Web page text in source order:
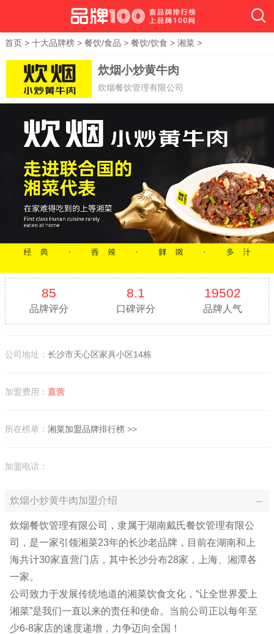
首页 > 十大品牌榜 > 餐饮/食品 > 餐饮/饮食 > 湘菜 >
炊烟小炒黄牛肉
炊烟餐饮管理有限公司
85
品牌评分
8.1
口碑评分
19502
品牌人气
公司地址： 长沙市天心区家具小区14栋
加盟费用： 直营
所在榜单： 湘菜加盟品牌排行榜 >>
加盟电话：
炊烟小炒黄牛肉加盟介绍
炊烟餐饮管理有限公司，隶属于湖南戴氏餐饮管理有限公
司，是一家引领湘菜23年的长沙老品牌，目前在湖南和上
海共计30家直营门店，其中长沙分布28家，上海、湘潭各
一家。
公司致力于发展传统地道的湘菜饮食文化，“让全世界爱上
湘菜”是我们一直以来的责任和使命。当前公司正以每年至
少6-8家店的速度递增，力争迈向全国！